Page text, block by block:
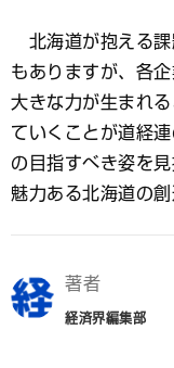
北海道が抱える課
もありますが、各
大きな力が生まれ
ていくことが道経
の目指すべき姿を
魅力ある北海道の
著者
経済界編集部